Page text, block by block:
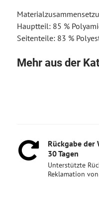
Hauptteil: 85 %
Seitenteile: 83 %
Mehr aus der
Rückgabe der
30 Tagen
Unterstützte
Reklamation